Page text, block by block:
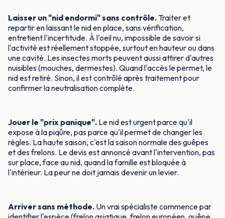
Laisser un "nid endormi" sans contrôle. Traiter et
repartir en laissant le nid en place, sans vérification,
entretient l'incertitude. À l'oeil nu, impossible de savoir si
l'activité est réellement stoppée, surtout en hauteur ou dans
une cavité. Les insectes morts peuvent aussi attirer d'autres
nuisibles (mouches, dermestes). Quand l'accès le permet, le
nid est retiré. Sinon, il est contrôlé après traitement pour
confirmer la neutralisation complète.
Jouer le "prix panique". Le nid est urgent parce qu'il
expose à la piqûre, pas parce qu'il permet de changer les
règles. La haute saison, c'est la saison normale des guêpes
et des frelons. Le devis est annoncé avant l'intervention, pas
sur place, face au nid, quand la famille est bloquée à
l'intérieur. La peur ne doit jamais devenir un levier.
Arriver sans méthode. Un vrai spécialiste commence par